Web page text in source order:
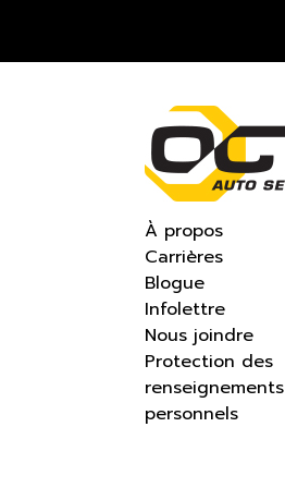
À propos
Carrières
Blogue
Infolettre
Nous joindre
Protection des
renseignements
personnels